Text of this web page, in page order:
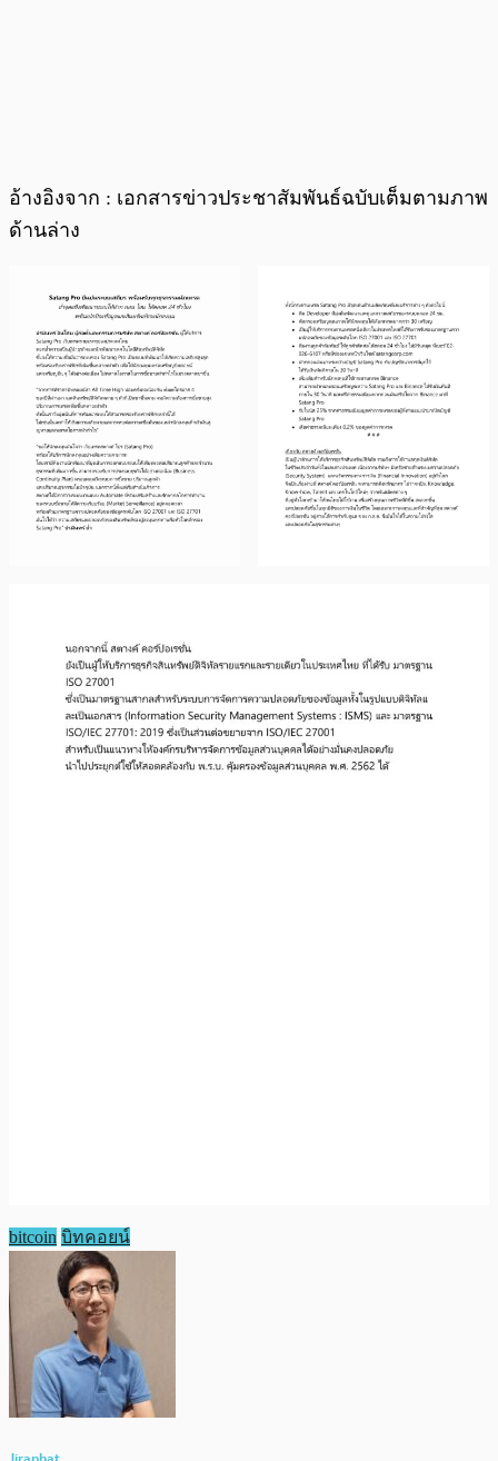
อ้างอิงจาก : เอกสารข่าวประชาสัมพันธ์ฉบับเต็มตามภาพ
ด้านล่าง
bitcoin บิทคอยน์